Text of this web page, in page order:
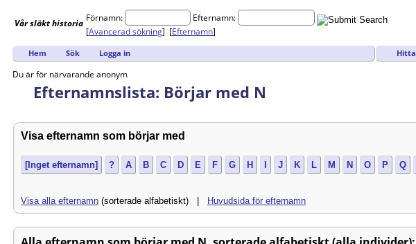
Vårsläkthistoria Förnamn:
Efternamn:
[Avancerad sökning] [Efternamn]
Hem Sök Logga in Hitta
Du är för närvarande anonym
Efternamnslista: Börjar med N
Visa efternamn som börjar med
[Inget efternamn] ? A B C D E F G H I J K L M N O P Q
Visa alla efternamn (sorterade alfabetiskt) | Huvudsida för efternamn